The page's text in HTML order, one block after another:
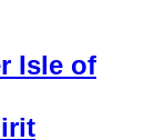
Isle of